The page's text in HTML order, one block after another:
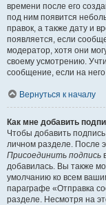
времени после его
под ним появится
правок, а также дату и
появляется, если
модератор, хотя они
своему усмотрению.
сообщение, если на
Вернуться к началу
Как мне добавить
Чтобы добавить
личном разделе. После
Присоединить подпись
добавилась. Вы также
умолчанию ко всем
параграфе «Отправка
разделе. Несмотря на